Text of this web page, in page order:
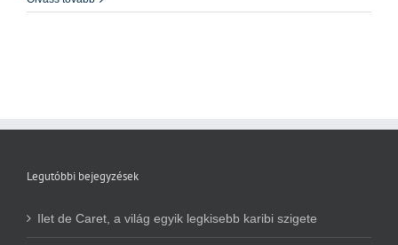
Legutóbbi bejegyzések
Ilet de Caret, a világ egyik legkisebb karibi szigete